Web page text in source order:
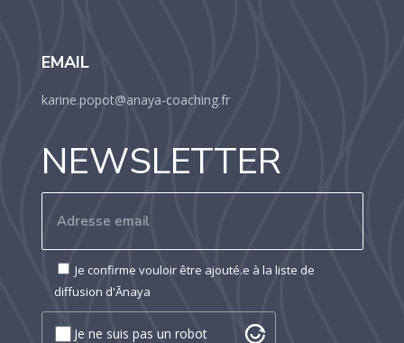
EMAIL
karine.popot@anaya-coaching.fr
NEWSLETTER
Je confirme vouloir être ajouté.e à la liste de
diffusion d'Ānaya
Je ne suis pas un robot